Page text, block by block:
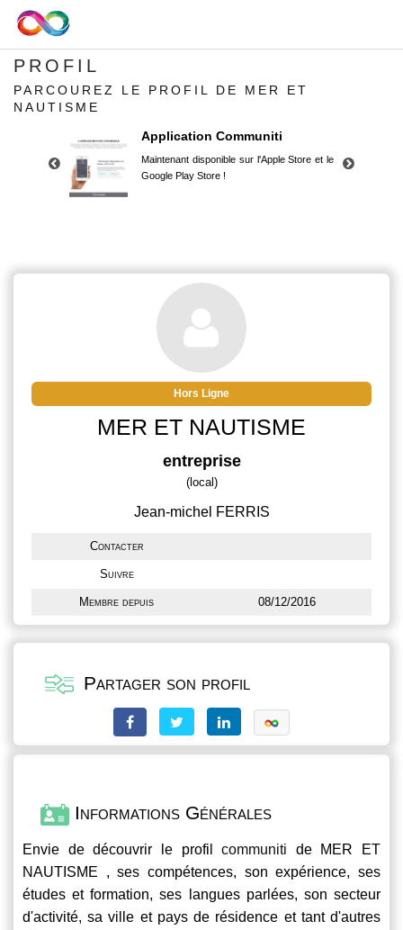
PROFIL
PARCOUREZ LE PROFIL DE MER ET
NAUTISME
Application Communiti
Maintenant disponible sur l'Apple Store et le
Google Play Store !
Google Play Store !
Hors Ligne
MER ET NAUTISME
entreprise
(local)
Jean-michel FERRIS
Contacter
Suivre
Membre depuis 08/12/2016
Partager son profil
Informations Générales
Envie de découvrir le profilcommuniti de MER ET
NAUTISME , ses compétences, son expérience, ses
études et formation, ses langues parlées, son secteur
d'activité, sa ville et pays de résidence et tant d'autres